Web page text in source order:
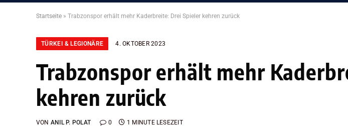
Startseite » Trabzonspor erhält mehr Kaderbreite: Drei Spieler kehren zurück
TÜRKEI & LEGIONÄRE 4. OKTOBER 2023
Trabzonspor erhält mehr
kehren zurück
VON ANIL P. POLAT 0 1 MINUTE LESEZEIT